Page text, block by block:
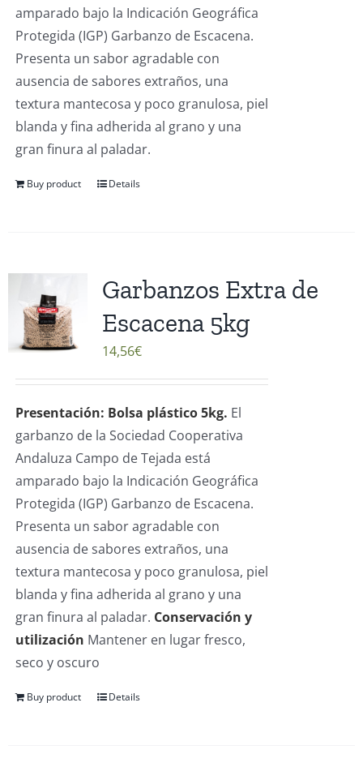
amparado bajo la Indicación Geográfica
Protegida (IGP) Garbanzo de Escacena.
Presenta un sabor agradable con
ausencia de sabores extraños, una
textura mantecosa y poco granulosa, piel
blanda y fina adherida al grano y una
gran finura al paladar.
Buy product Details
Garbanzos Extra de
Escacena 5kg
14,56€
Presentación: Bolsa plástico 5kg. El
garbanzo de la Sociedad Cooperativa
Andaluza Campo de Tejada está
amparado bajo la Indicación Geográfica
Protegida (IGP) Garbanzo de Escacena.
Presenta un sabor agradable con
ausencia de sabores extraños, una
textura mantecosa y poco granulosa, piel
blanda y fina adherida al grano y una
gran finura al paladar. Conservación y
utilización Mantener en lugar fresco,
seco y oscuro
Buy product Details